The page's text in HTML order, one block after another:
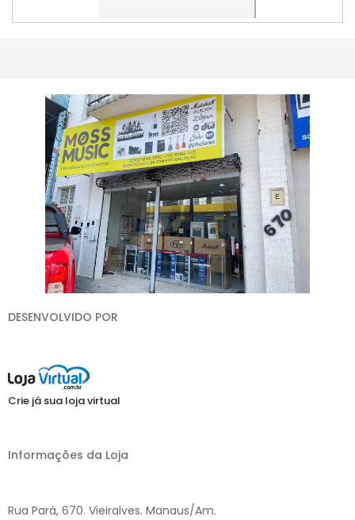
DESENVOLVIDO POR
Crie já sua loja virtual
Informações da Loja
Rua Pará, 670. Vieiralves. Manaus/Am.